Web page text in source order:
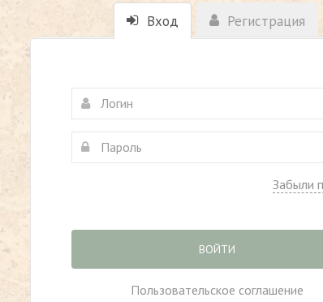
Вход Регистрация
Забыли
ВОЙТИ
Пользовательское соглашение